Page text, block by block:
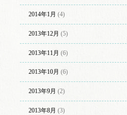
2014年1月 (4)
2013年12月 (5)
2013年11月 (6)
2013年10月 (6)
2013年9月 (2)
2013年8月 (3)